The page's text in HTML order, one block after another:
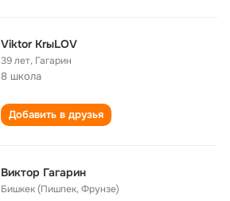
Viktоr KrыLОV
39 лет, Гагарин
8 школа
Добавить в друзья
Виктор Гагарин
Бишкек (Пишпек, Фрунзе)